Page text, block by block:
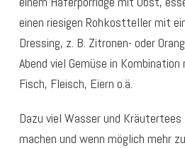
einen riesigen Rohkostteller mit
Dressing, z. B. Zitronen- oder
Abend viel Gemüse in
Fisch, Fleisch, Eiern o.ä.
Dazu viel Wasser und
machen und wenn möglich mehr